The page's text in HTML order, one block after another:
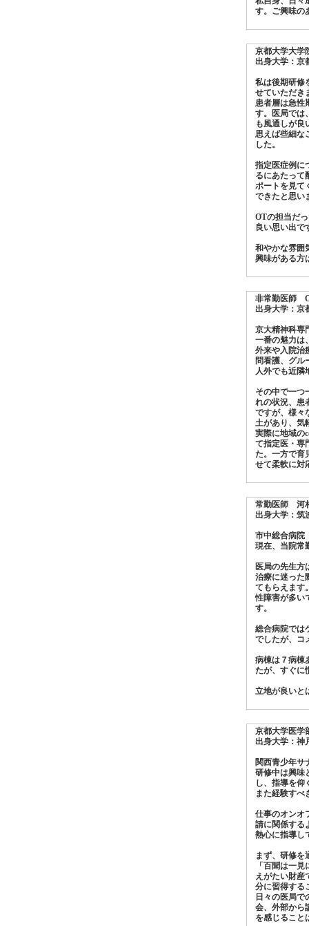
す。ご興味の
京都大学大
出身大学：京
私は後期研修
せていただき
患者層は急性
す。医局では
も風通しが良
思えば些細な
した。
指定医症例に
るにあたって
ポートを見て
できたと思い
OTの担当だ
良い思い出で
和やかな雰囲
興味がある方
非常勤医師
出身大学：京
京大精神科専
一番の魅力は
外来や入院治
問看護、グル
人外でも近隣
その中で一つ
れの状況、患
ですが、様々
土があり、気
実際に地域の
て指定医・専
た。一方で育
せて柔軟に対
常勤医師 河
出身大学：筑
市中総合病院
現在、当院常
医局の先生方
治療に迷った
てもらえます
性障害が多い
す。
総合病院では
でしたが、コ
病棟は７病棟
たが、すぐに
立地が良いと
京都大学医
出身大学：神
関西青少年サ
研修中は興味
し、指導を仰
また経験すべ
仕事のオンオ
請に関係する
熱心に指導し
まず、研修を
「百聞は一
えがたい財産
分に習得する
日々の医局
会、外部から
を感じること